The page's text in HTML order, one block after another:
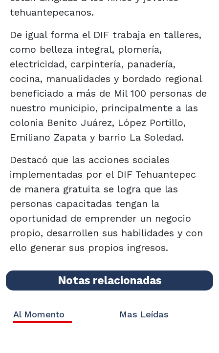
tehuantepecanos.
De igual forma el DIF trabaja en talleres,
como belleza integral, plomería,
electricidad, carpintería, panadería,
cocina, manualidades y bordado regional
beneficiado a más de Mil 100 personas de
nuestro municipio, principalmente a las
colonia Benito Juárez, López Portillo,
Emiliano Zapata y barrio La Soledad.
Destacó que las acciones sociales
implementadas por el DIF Tehuantepec
de manera gratuita se logra que las
personas capacitadas tengan la
oportunidad de emprender un negocio
propio, desarrollen sus habilidades y con
ello generar sus propios ingresos.
Notas relacionadas
Al Momento Mas Leídas